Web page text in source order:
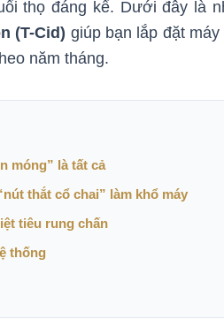
thọ đáng kể. Dưới đây là
(T-Cid) giúp bạn lắp đặt
năm tháng.
móng” là tất cả
thắt cổ chai” làm khổ máy
tiêu rung chấn
thống